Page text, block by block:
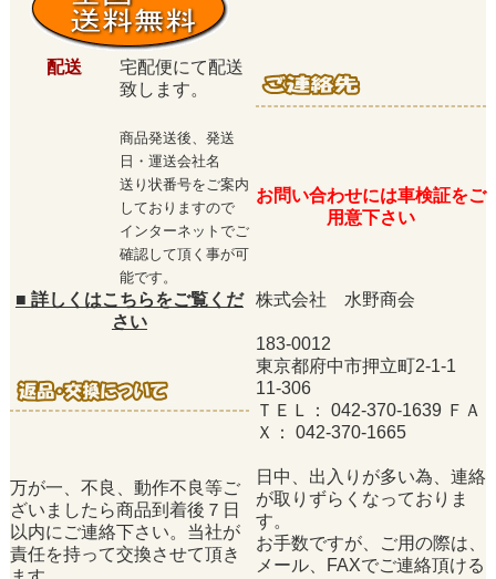
配送
宅配便にて配送
致します。
商品発送後、発送
日・運送会社名
送り状番号をご案内
しておりますので
インターネットでご
確認して頂く事が可
能です。
お問い合わせには車検証をご
用意下さい
■ 詳しくはこちらをご覧くだ
さい
株式会社 水野商会
183-0012
東京都府中市押立町2-1-1
11-306
ＴＥＬ： 042-370-1639 ＦＡ
Ｘ： 042-370-1665
日中、出入りが多い為、連絡
が取りずらくなっておりま
す。
お手数ですが、ご用の際は、
メール、FAXでご連絡頂ける
万が一、不良、動作不良等ご
ざいましたら商品到着後７日
以内にご連絡下さい。当社が
責任を持って交換させて頂き